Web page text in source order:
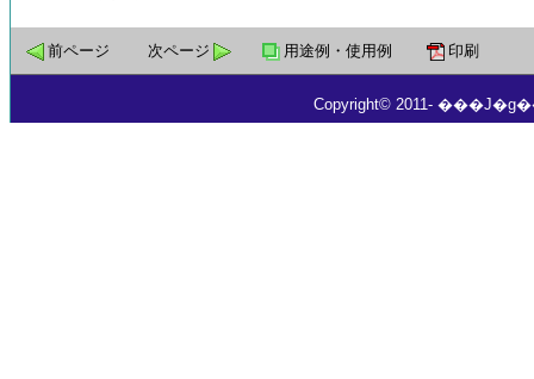
前ページ 次ページ 用途例・使用例 印刷
Copyright© 2011-